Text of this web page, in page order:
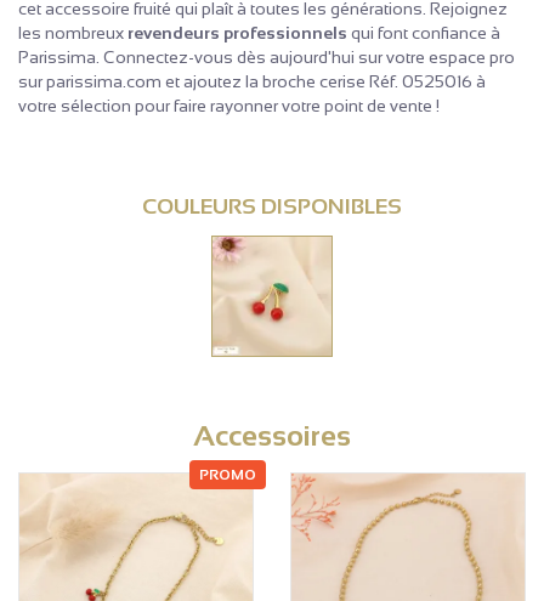
cet accessoire fruité qui plaît à toutes les générations. Rejoignez
les nombreux revendeurs professionnels qui font confiance à
Parissima. Connectez-vous dès aujourd'hui sur votre espace pro
sur parissima.com et ajoutez la broche cerise Réf. 0525016 à
votre sélection pour faire rayonner votre point de vente !
COULEURS DISPONIBLES
Accessoires
PROMO